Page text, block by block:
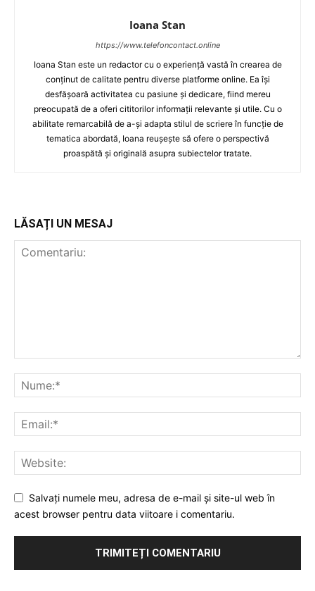
Ioana Stan
https://www.telefoncontact.online
Ioana Stan este un redactor cu o experiență vastă în crearea de
conținut de calitate pentru diverse platforme online. Ea își
desfășoară activitatea cu pasiune și dedicare, fiind mereu
preocupată de a oferi cititorilor informații relevante și utile. Cu o
abilitate remarcabilă de a-și adapta stilul de scriere în funcție de
tematica abordată, Ioana reușește să ofere o perspectivă
proaspătă și originală asupra subiectelor tratate.
LĂSAȚI UN MESAJ
Salvați numele meu, adresa de e-mail și site-ul web în
acest browser pentru data viitoare i comentariu.